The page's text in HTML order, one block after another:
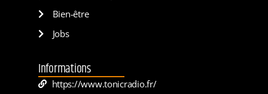
Bien-être
Jobs
Informations
https://www.tonicradio.fr/